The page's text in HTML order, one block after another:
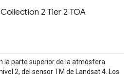
2 Tier 2 TOA
la parte superior de la atmósfera
2, del sensor TM de Landsat 4. Los